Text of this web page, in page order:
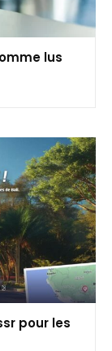
lus
pour les